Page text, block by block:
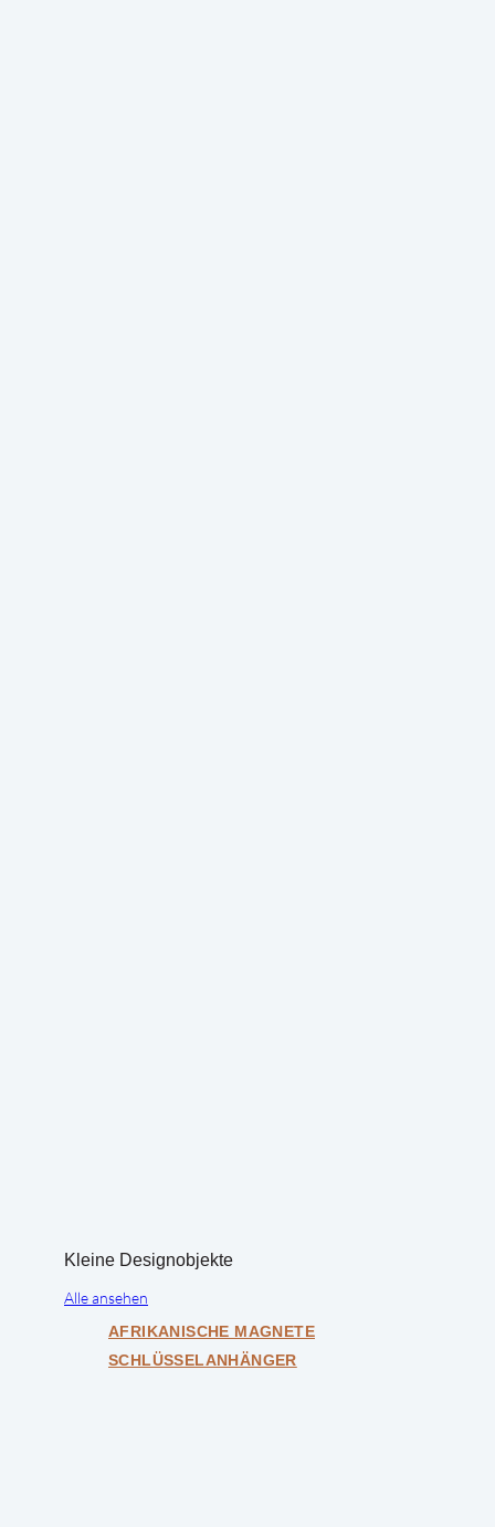
Kleine Designobjekte
Alle ansehen
AFRIKANISCHE MAGNETE
SCHLÜSSELANHÄNGER